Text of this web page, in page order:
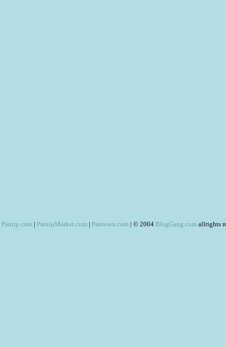
Pantip.com | PantipMarket.com | Pantown.com | © 2004 BlogGang.com allrights